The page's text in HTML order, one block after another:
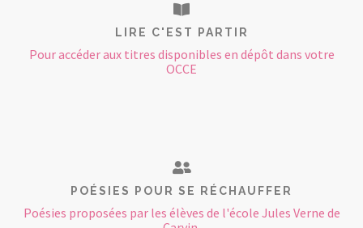
LIRE C'EST PARTIR
Pour accéder aux titres disponibles en dépôt dans votre
OCCE
POÉSIES POUR SE RÉCHAUFFER
Poésies proposées par les élèves de l'école Jules Verne de